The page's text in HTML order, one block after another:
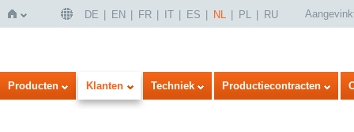
Home
DE EN FR IT ES NL PL RU
Producten Klanten Techniek Productiecontracten